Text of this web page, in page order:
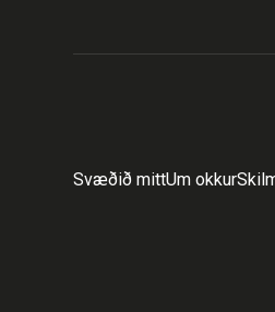
Svæðið mittUm okkur